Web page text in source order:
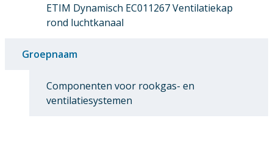
ETIM Dynamisch EC011267 Ventilatiekap
rond luchtkanaal
Groepnaam
Componenten voor rookgas- en
ventilatiesystemen